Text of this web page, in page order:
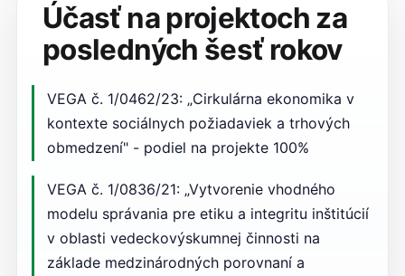
Účasť na projektoch za
posledných šesť rokov
VEGA č. 1/0462/23: „Cirkulárna ekonomika v
kontexte sociálnych požiadaviek a trhových
obmedzení" - podiel na projekte 100%
VEGA č. 1/0836/21: „Vytvorenie vhodného
modelu správania pre etiku a integritu inštitúcií
v oblasti vedeckovýskumnej činnosti na
základe medzinárodných porovnaní a